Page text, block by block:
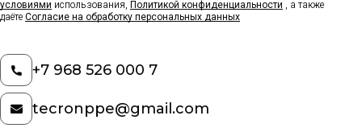
условиями использования, Политикой конфиденциальности , а также
даёте Согласие на обработку персональных данных
+7 968 526 000 7
tecronppe@gmail.com